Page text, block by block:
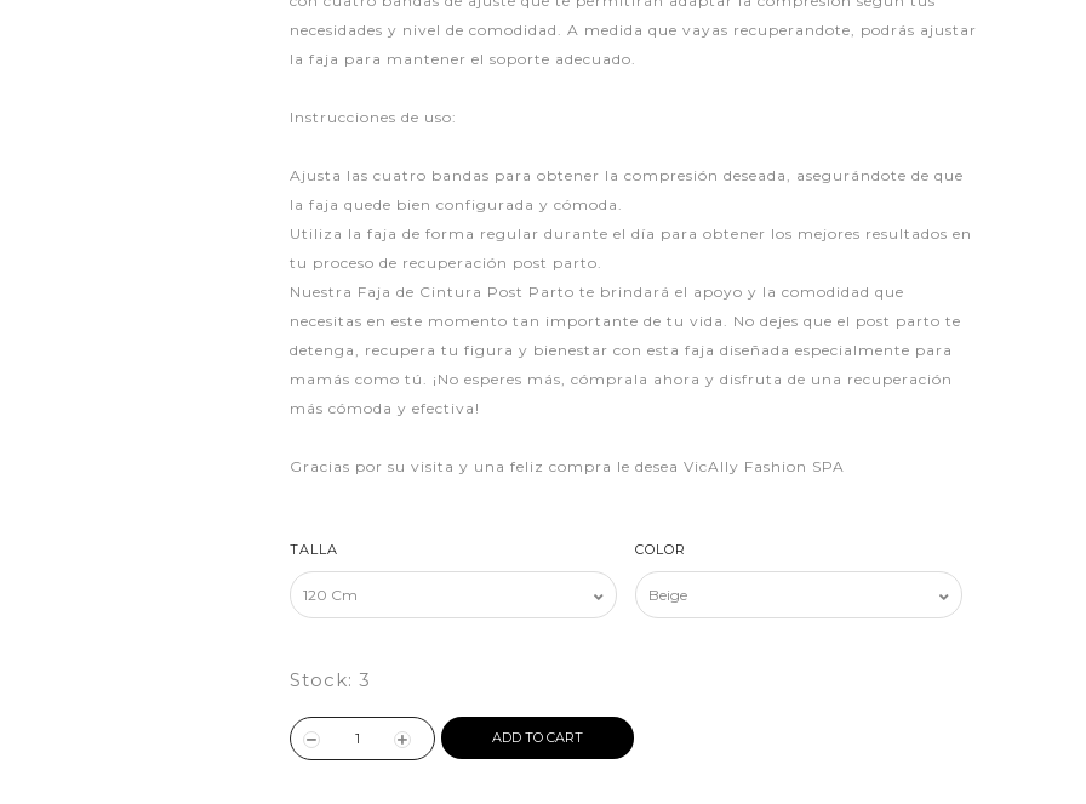
necesidades y nivel de comodidad. A medida que vayas recuperandote, podrás ajustar
la faja para mantener el soporte adecuado.
Instrucciones de uso:
Ajusta las cuatro bandas para obtener la compresión deseada, asegurándote de que
la faja quede bien configurada y cómoda.
Utiliza la faja de forma regular durante el día para obtener los mejores resultados en
tu proceso de recuperación post parto.
Nuestra Faja de Cintura Post Parto te brindará el apoyo y la comodidad que
necesitas en este momento tan importante de tu vida. No dejes que el post parto te
detenga, recupera tu figura y bienestar con esta faja diseñada especialmente para
mamás como tú. ¡No esperes más, cómprala ahora y disfruta de una recuperación
más cómoda y efectiva!
Gracias por su visita y una feliz compra le desea VicAlly Fashion SPA
TALLA COLOR
Stock: 3
ADD TO CART